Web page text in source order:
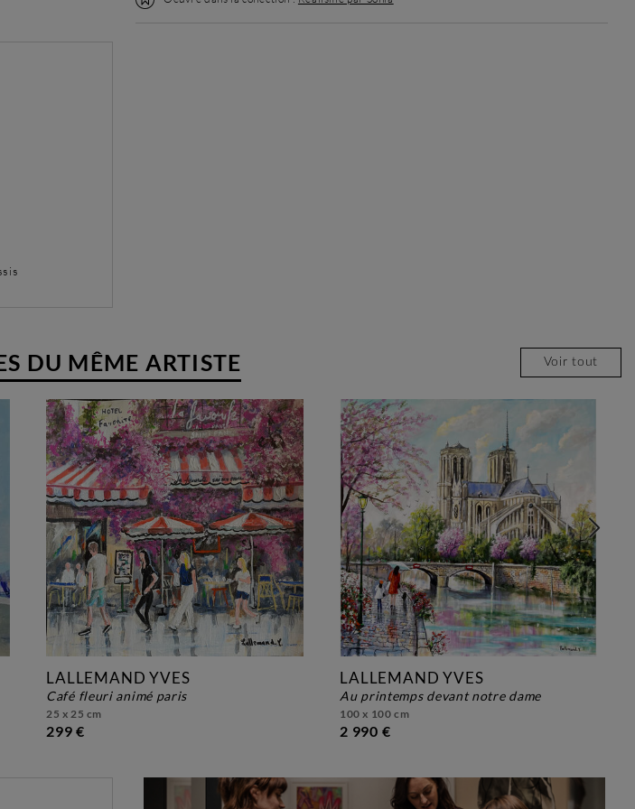
DU MÊME ARTISTE Voir tout
LALLEMAND YVES
café fleuri animé paris
25 x 25 cm
299 €
LALLEMAND YVES
au printemps devant notre dame
100 x 100 cm
2 990 €